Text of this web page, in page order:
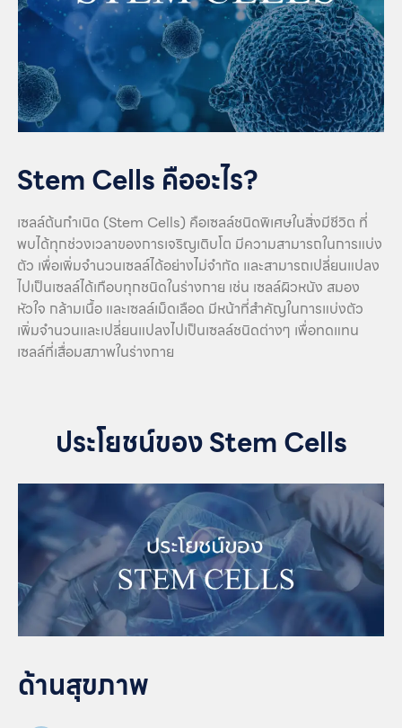
Stem Cells คืออะไร?
เซลล์ต้นกำเนิด (Stem Cells) คือเซลล์ชนิดพิเศษในสิ่งมีชีวิต ที่
พบได้ทุกช่วงเวลาของการเจริญเติบโต มีความสามารถในการแบ่ง
ตัว เพื่อเพิ่มจำนวนเซลล์ได้อย่างไม่จำกัด และสามารถเปลี่ยนแปลง
ไปเป็นเซลล์ได้เกือบทุกชนิดในร่างกาย เช่น เซลล์ผิวหนัง สมอง
หัวใจ กล้ามเนื้อ และเซลล์เม็ดเลือด มีหน้าที่สำคัญในการแบ่งตัว
เพิ่มจำนวนและเปลี่ยนแปลงไปเป็นเซลล์ชนิดต่างๆ เพื่อทดแทน
เซลล์ที่เสื่อมสภาพในร่างกาย
ประโยชน์ของ Stem Cells
ด้านสุขภาพ